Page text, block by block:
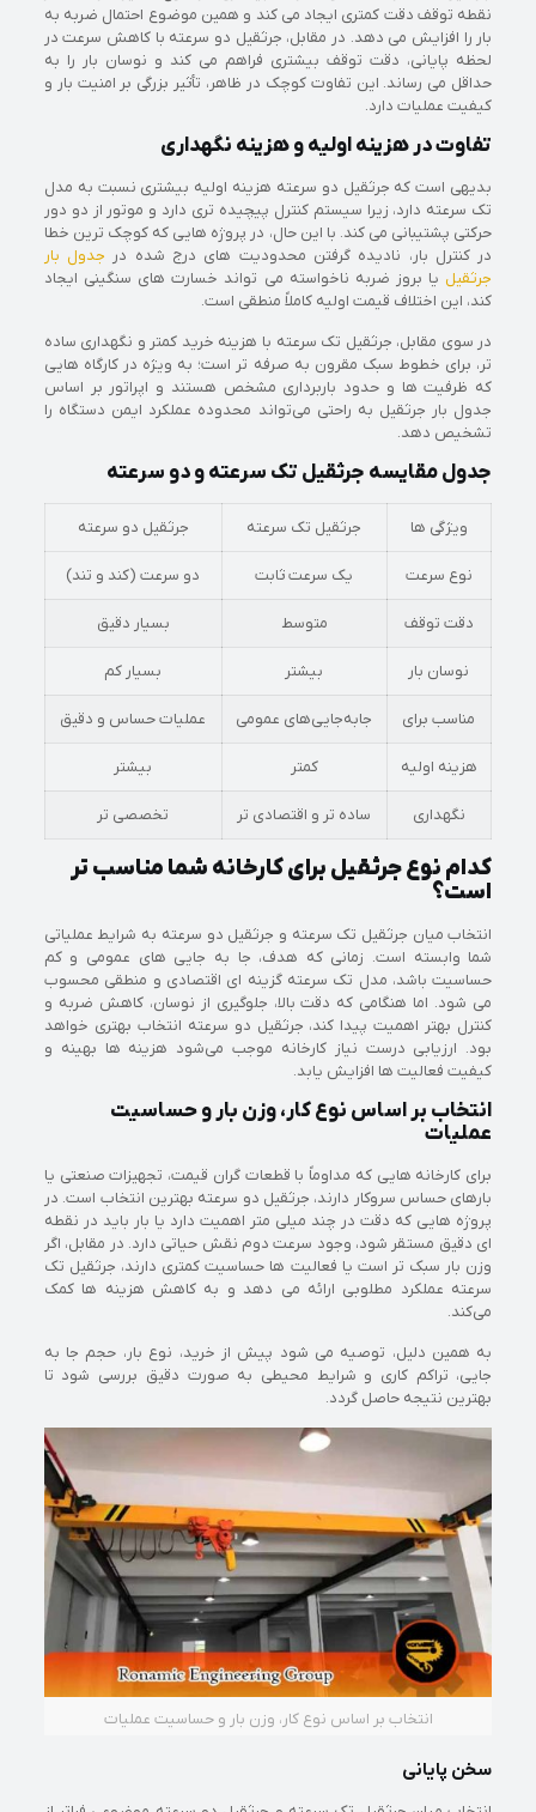
نقطه توقف دقت کمتری ایجاد می‌ کند و همین موضوع احتمال ضربه به
بار را افزایش می‌ دهد. در مقابل، جرثقیل دو سرعته با کاهش سرعت در
لحظه پایانی، دقت توقف بیشتری فراهم می‌ کند و نوسان بار را به
حداقل می‌ رساند. این تفاوت کوچک در ظاهر، تأثیر بزرگی بر امنیت بار و
کیفیت عملیات دارد.
تفاوت در هزینه اولیه و هزینه نگهداری
بدیهی است که جرثقیل دو سرعته هزینه اولیه بیشتری نسبت به مدل
تک‌ سرعته دارد، زیرا سیستم کنترل پیچیده‌ تری دارد و موتور از دو دور
حرکتی پشتیبانی می‌ کند. با این حال، در پروژه‌ هایی که کوچک‌ ترین خطا
در کنترل بار، نادیده‌ گرفتن محدودیت‌ های درج‌ شده در جدول بار
جرثقیل یا بروز ضربه ناخواسته می‌ تواند خسارت‌ های سنگینی ایجاد
کند، این اختلاف قیمت اولیه کاملاً منطقی است.
در سوی مقابل، جرثقیل تک‌ سرعته با هزینه خرید کمتر و نگهداری ساده‌
تر، برای خطوط سبک مقرون‌ به‌ صرفه‌ تر است؛ به‌ ویژه در کارگاه‌ هایی
که ظرفیت‌ ها و حدود باربرداری مشخص هستند و اپراتور بر اساس
جدول بار جرثقیل به‌ راحتی می‌تواند محدوده عملکرد ایمن دستگاه را
تشخیص دهد.
جدول مقایسه جرثقیل تک‌ سرعته و دو سرعته
ویژگی‌ ها جرثقیل تک‌ سرعته جرثقیل دو سرعته
نوع سرعت یک سرعت ثابت دو سرعت (کند و تند)
دقت توقف متوسط بسیار دقیق
نوسان بار بیشتر بسیار کم
مناسب برای جابه‌جایی‌های عمومی عملیات حساس و دقیق
هزینه اولیه کمتر بیشتر
نگهداری ساده‌ تر و اقتصادی‌ تر تخصصی‌ تر
کدام نوع جرثقیل برای کارخانه شما مناسب‌ تر
است؟
انتخاب میان جرثقیل تک‌ سرعته و جرثقیل دو سرعته به شرایط عملیاتی
شما وابسته است. زمانی که هدف، جا به‌ جایی‌ های عمومی و کم‌
حساسیت باشد، مدل تک‌ سرعته گزینه‌ ای اقتصادی و منطقی محسوب
می‌ شود. اما هنگامی که دقت بالا، جلوگیری از نوسان، کاهش ضربه و
کنترل بهتر اهمیت پیدا کند، جرثقیل دو سرعته انتخاب بهتری خواهد
بود. ارزیابی درست نیاز کارخانه موجب می‌شود هزینه‌ ها بهینه و
کیفیت فعالیت‌ ها افزایش یابد.
انتخاب بر اساس نوع کار، وزن بار و حساسیت
عملیات
برای کارخانه‌ هایی که مداوماً با قطعات گران‌ قیمت، تجهیزات صنعتی یا
بارهای حساس سروکار دارند، جرثقیل دو سرعته بهترین انتخاب است. در
پروژه‌ هایی که دقت در چند میلی‌ متر اهمیت دارد یا بار باید در نقطه‌
ای دقیق مستقر شود، وجود سرعت دوم نقش حیاتی دارد. در مقابل، اگر
وزن بار سبک‌ تر است یا فعالیت‌ ها حساسیت کمتری دارند، جرثقیل تک‌
سرعته عملکرد مطلوبی ارائه می‌ دهد و به کاهش هزینه‌ ها کمک
می‌کند.
به همین دلیل، توصیه می‌ شود پیش از خرید، نوع بار، حجم جا به‌
جایی، تراکم کاری و شرایط محیطی به‌ صورت دقیق بررسی شود تا
بهترین نتیجه حاصل گردد.
انتخاب بر اساس نوع کار، وزن بار و حساسیت عملیات
سخن پایانی